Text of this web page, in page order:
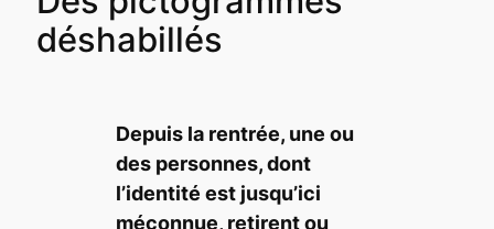
déshabillés
Depuis la rentrée, une ou
des personnes, dont
l’identité est jusqu’ici
méconnue, retirent ou